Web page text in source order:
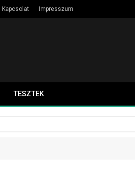
Kapcsolat Impresszum
TESZTEK